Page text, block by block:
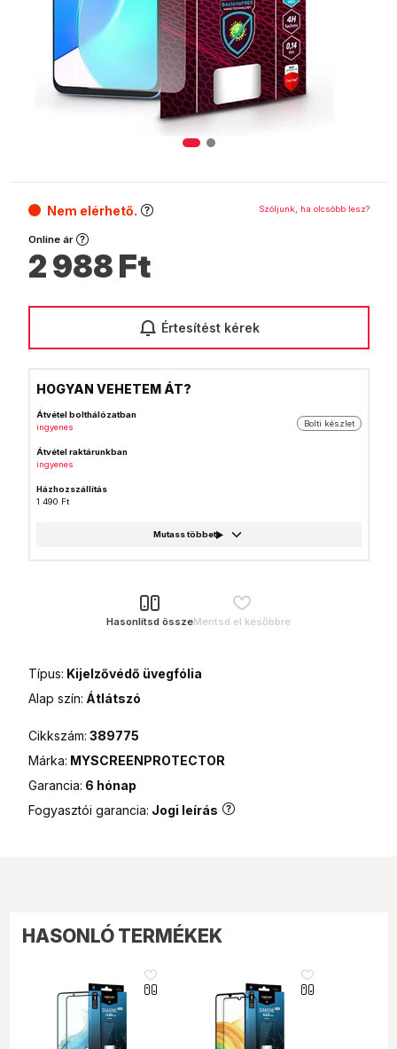
Hasonlítsd összeMentsd el későbbre
Típus: Kijelzővédő üvegfólia
Alap szín: Átlátszó
Cikkszám: 389775
Márka: MYSCREENPROTECTOR
Garancia: 6 hónap
Fogyasztói garancia: Jogi leírás
Nem elérhető. Szóljunk, ha olcsóbb lesz?
Online ár
2 988Ft
Értesítést kérek
HOGYAN VEHETEM ÁT?
Átvétel bolthálózatban
ingyenes
Bolti készlet
Átvétel raktárunkban
ingyenes
Házhozszállítás
1 490 Ft
MPL Posta (Postán maradó)
HASONLÓ TERMÉKEK
like_16 like_16